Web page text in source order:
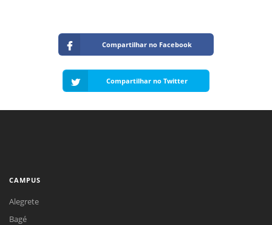
Compartilhar no Facebook
Compartilhar no Twitter
CAMPUS
Alegrete
Bagé